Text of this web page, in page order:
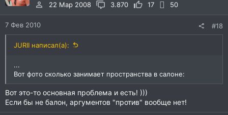
22 Мар 2008 3.870 17 50
7 Фев 2010 #18
JURII написал(а):
...
Вот фото сколько занимает пространства в салоне:
Вот это-то основная проблема и есть! )))
Если бы не балон, аргументов "против" вообще нет!